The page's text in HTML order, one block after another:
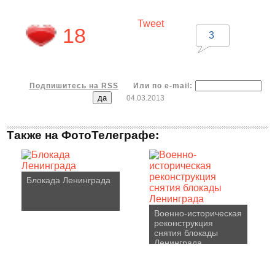
18
Tweet
3
Подпишитесь на RSS
Или по e-mail:
04.03.2013
Также на ФотоТелеграфе:
Блокада Ленинграда
Военно-историческая
реконструкция
снятия блокады
Ленинграда